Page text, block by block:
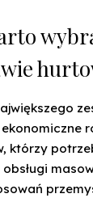
którzy
obsługi